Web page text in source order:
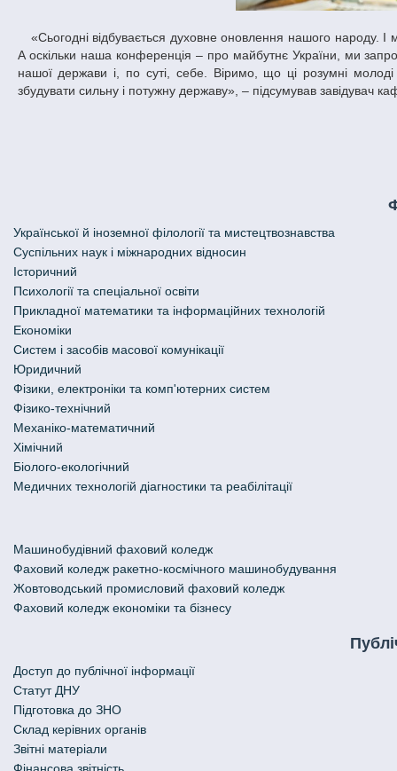
«Сьогодні відбувається духовне оновлення нашого народу. І ми бачимо, як у молоді все більше прокидається наукове розуміння дійсності.
А оскільки наша конференція – про майбутнє України, ми
нашої держави і, по суті, себе. Віримо, що ці розумні
збудувати сильну і потужну державу», – підсумував завідувач
Української й іноземної філології та мистецтвознавства
Cуспільних наук і міжнародних відносин
Історичний
Психології та спеціальної освіти
Прикладної математики та інформаційних технологій
Економіки
Систем і засобів масової комунікації
Юридичний
Фізики, електроніки та комп'ютерних систем
Фізико-технічний
Механіко-математичний
Хімічний
Біолого-екологічний
Медичних технологій діагностики та реабілітації
Машинобудівний фаховий коледж
Фаховий коледж ракетно-космічного машинобудування
Жовтоводський промисловий фаховий коледж
Фаховий коледж економіки та бізнесу
Доступ до публічної інформації
Статут ДНУ
Підготовка до ЗНО
Склад керівних органів
Звітні матеріали
Фінансова звітність